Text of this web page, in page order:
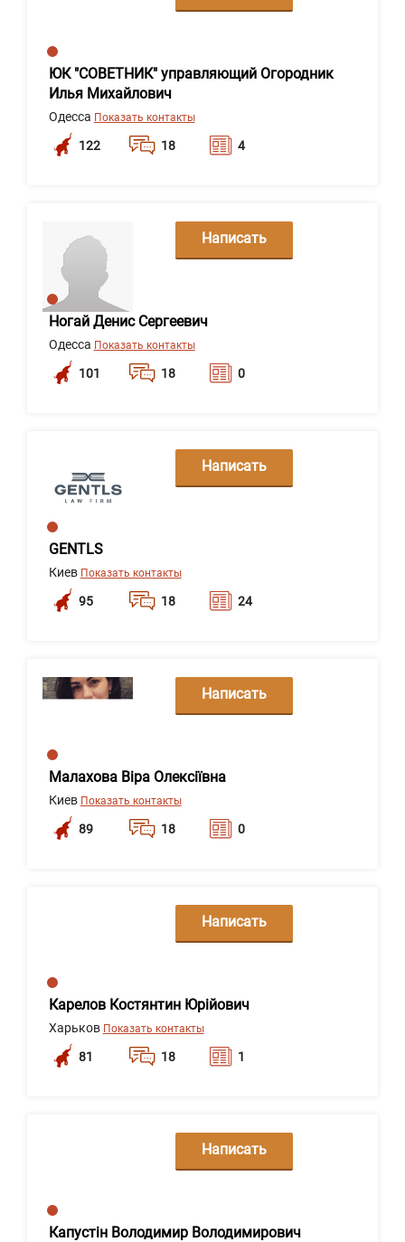
ЮК "СОВЕТНИК" управляющий Огородник
Илья Михайлович
Одесса Показать контакты
122 18 4
Ногай Денис Сергеевич
Одесса Показать контакты
101 18 0
Написать
GENTLS
Киев Показать контакты
95 18 24
Написать
Малахова Віра Олексіївна
Киев Показать контакты
89 18 0
Написать
Карелов Костянтин Юрійович
Харьков Показать контакты
81 18 1
Написать
Капустін Володимир Володимирович
Написать